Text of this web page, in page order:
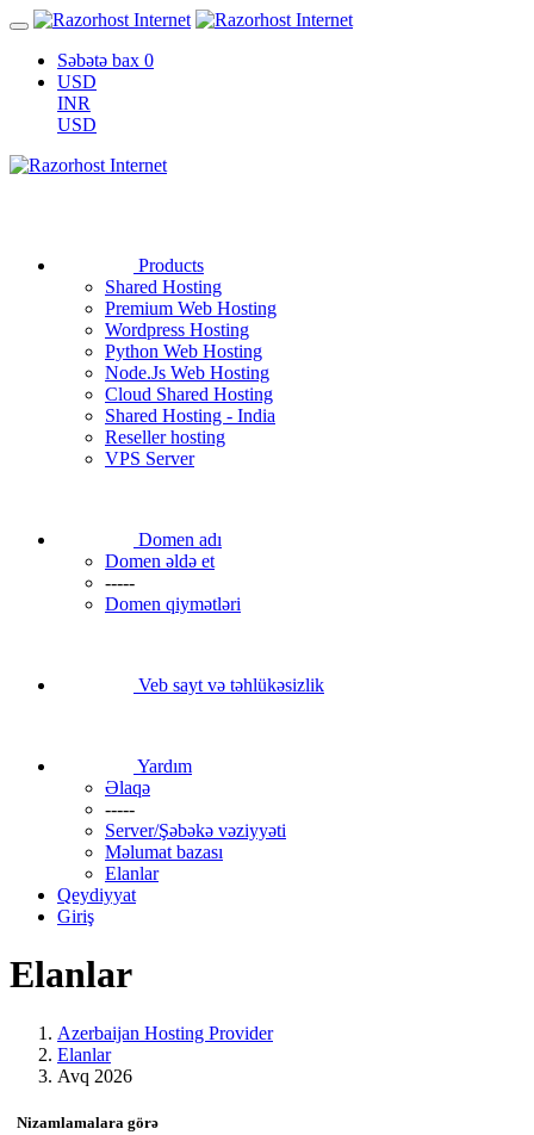
Səbətə bax 0
USD
INR
USD
Products
Shared Hosting
Premium Web Hosting
Wordpress Hosting
Python Web Hosting
Node.Js Web Hosting
Cloud Shared Hosting
Shared Hosting - India
Reseller hosting
VPS Server
Domen adı
Domen əldə et
-----
Domen qiymətləri
Veb sayt və təhlükəsizlik
Yardım
Əlaqə
-----
Server/Şəbəkə vəziyyəti
Məlumat bazası
Elanlar
Qeydiyyat
Giriş
Elanlar
Azerbaijan Hosting Provider
Elanlar
Avq 2026
Nizamlamalara görə